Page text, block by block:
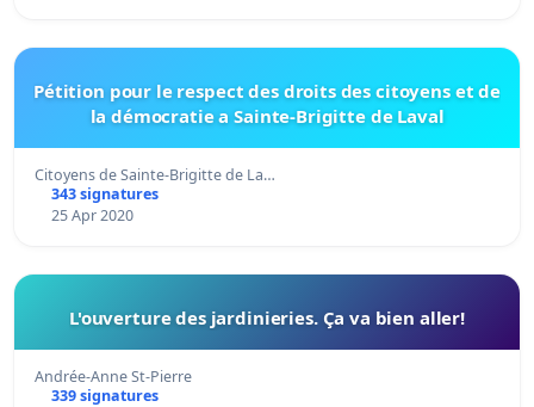
Pétition pour le respect des droits des citoyens et de
la démocratie a Sainte-Brigitte de Laval
Citoyens de Sainte-Brigitte de La…
343 signatures
25 Apr 2020
L'ouverture des jardinieries. Ça va bien aller!
Andrée-Anne St-Pierre
339 signatures